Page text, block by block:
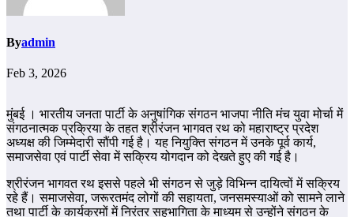
Byadmin
Feb 3, 2026
मुंबई । भारतीय जनता पार्टी के अनुषांगिक संगठन भाजपा नीति मंच युवा मोर्चा में
संगठनात्मक प्रक्रिया के तहत श्रीरंजन भागवत रथ को महाराष्ट्र प्रदेश
अध्यक्ष की जिम्मेदारी सौंपी गई है। यह नियुक्ति संगठन में उनके पूर्व कार्य,
समाजसेवा एवं पार्टी सेवा में सक्रिय योगदान को देखते हुए की गई है।
श्रीरंजन भागवत रथ इससे पहले भी संगठन से जुड़े विभिन्न दायित्वों में सक्रिय
रहे हैं। समाजसेवा, जरूरतमंद लोगों की सहायता, जनसमस्याओं को सामने लाने
तथा पार्टी के कार्यक्रमों में निरंतर सहभागिता के माध्यम से उन्होंने संगठन के